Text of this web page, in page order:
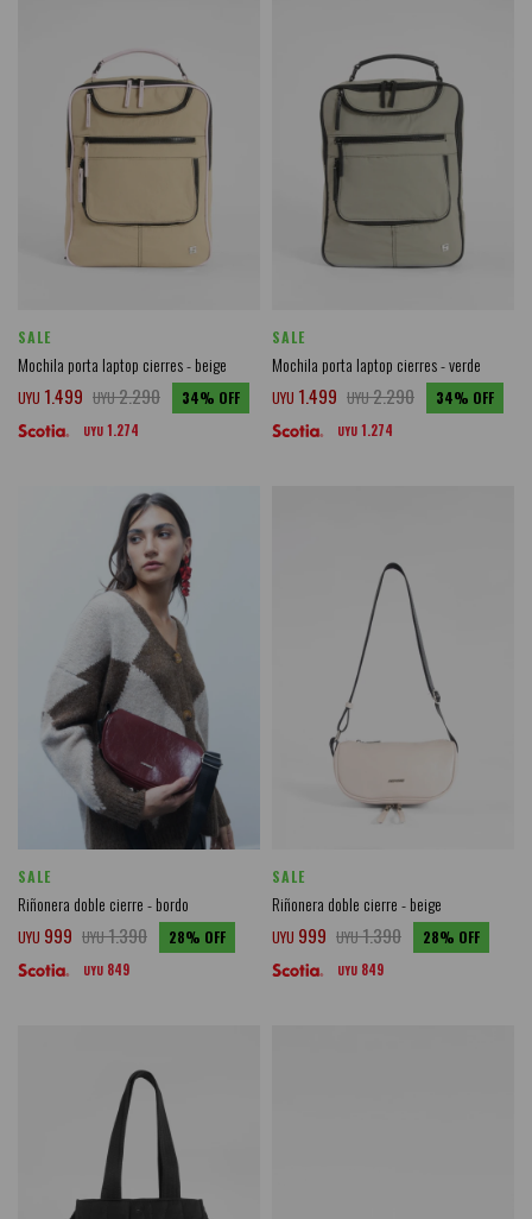
SALE
Mochila porta laptop cierres - beige
UYU 1.499 UYU2.290 34
UYU 1.274
SALE
Mochila porta laptop cierres - verde
UYU 1.499 UYU2.290 34
UYU 1.274
SALE
Riñonera doble cierre - bordo
UYU 999 UYU1.390 28
UYU 849
SALE
Riñonera doble cierre - beige
UYU 999 UYU1.390 28
UYU 849